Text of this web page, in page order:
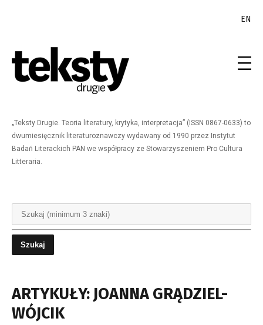
EN
„Teksty Drugie. Teoria literatury, krytyka, interpretacja” (ISSN 0867-0633) to
dwumiesięcznik literaturoznawczy wydawany od 1990 przez Instytut
Badań Literackich PAN we współpracy ze Stowarzyszeniem Pro Cultura
Litteraria.
ARTYKUŁY: JOANNA GRĄDZIEL-
WÓJCIK